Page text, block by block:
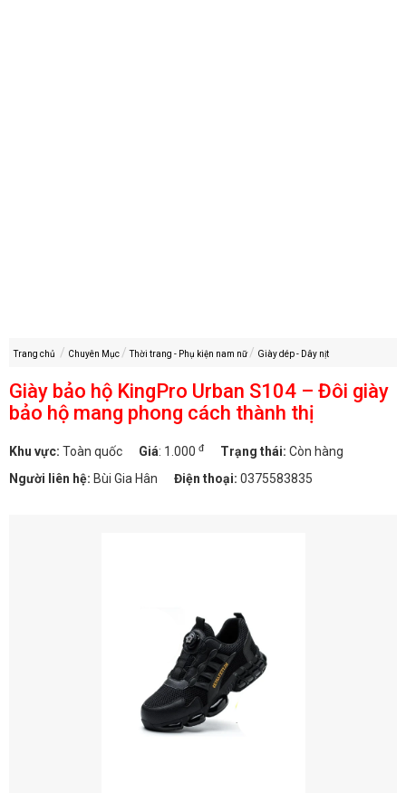
Trang chủ Chuyên Mục Thời trang - Phụ kiện nam nữ Giày dép - Dây nịt
Giày bảo hộ KingPro Urban S104 – Đôi giày
bảo hộ mang phong cách thành thị
Khu vực: Toàn quốc Giá: 1.000 đ Trạng thái: Còn hàng
Người liên hệ: Bùi Gia Hân Điện thoại: 0375583835